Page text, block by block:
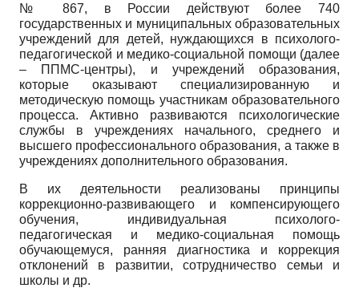
№ 867, в России действуют более 740
государственных и муниципальных образовательных
учреждений для детей, нуждающихся в психолого-
педагогической и медико-социальной помощи (далее
– ППМС-центры), и учреждений образования,
которые оказывают специализированную и
методическую помощь участникам образовательного
процесса. Активно развиваются психологические
службы в учреждениях начального, среднего и
высшего профессионального образования, а также в
учреждениях дополнительного образования.
В их деятельности реализованы принципы
коррекционно-развивающего и компенсирующего
обучения, индивидуальная психолого-
педагогическая и медико-социальная помощь
обучающемуся, ранняя диагностика и коррекция
отклонений в развитии, сотрудничество семьи и
школы и др.